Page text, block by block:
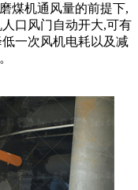
煤机通风量的前提下,
口风门自动开大,可有
一次风机电耗以及减